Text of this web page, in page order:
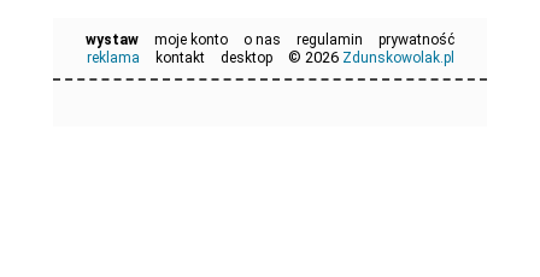
wystaw moje konto o nas regulamin
prywatność
reklama
kontakt desktop © 2026 Zdunskowolak.pl